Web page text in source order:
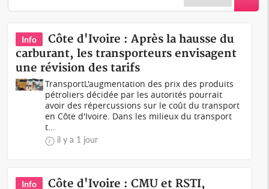
Info
Côte d'Ivoire : Après la hausse du
carburant, les transporteurs envisagent
une révision des tarifs
TransportL'augmentation des prix des produits
pétroliers décidée par les autorités pourrait
avoir des répercussions sur le coût du transport
en Côte d'Ivoire. Dans les milieux du transport
t...
il y a 1 jour
Info
Côte d'Ivoire : CMU et RSTI,